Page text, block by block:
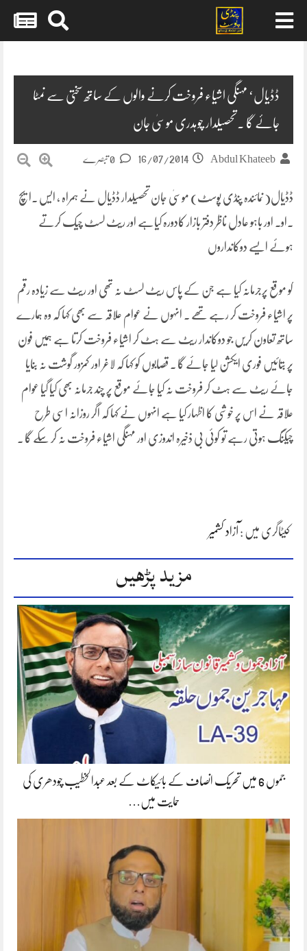
ڈڈیال‘ مہنگی اشیاء فروخت کرنے والوں کے ساتھ سختی سے نمٹا
جائے گا ۔تحصیلدار چوہدری موسیٰ جان
Abdul Khateeb
16/07/2014
ڈڈیال( نمائندہ پنڈی پوسٹ) موسیٰ جان تحصیلدار ڈڈیال نے ہمراہ ، ایس ۔ایچ
۔او۔ اور باہو عادل ناظر دفتر بازار کادورہ کیاہے اور ریٹ لسٹ چیک کرتے
ہوئے ایسے دوکانداروں
کو موقع پرجرمانہ کیا ہے جن کے پاس ریٹ لسٹ نہ تھی اور ریٹ سے زیادہ رقم
پر اشیاء فروخت کر رہے تھے ۔ انہوں نے عوام علاقہ سے بھی کہا کہ وہ ہمارے
ساتھ تعاون کریں جو دوکاندار ریٹ سے ہٹ کر اشیاء فروخت کرتا ہے ہمیں فون
پر بتائیں فوری ایکشن لیا جائے گا ۔ قصابوں کو کہا کہ لاغر اور کمزور گوشت نہ بنایا
جائے ریٹ سے ہٹ کر فروخت نہ کیا جائے موقع پر چند جرمانہ بھی کیا گیا عوام
علاقہ نے اس پر خوشی کا اظہار کیا ہے انہوں نے کہا کہ اگر روزانہ اسی طرح
چیکنگ ہوتی رہے تو کوئی بی ذخیرہ اندوزی اور مہنگی اشیاء فروخت نہ کر سکے گا ۔
کیٹاگری میں : آزاد کشمیر
مزید پڑھیں
جموں 6 میں تحریک انصاف کے بائیکاٹ کے بعد عبدالخطیب چودھری کی
حمایت میں…